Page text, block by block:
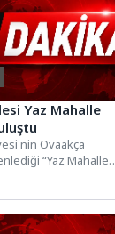
Yaz Mahalle
Ovaakça
“Yaz Mahalle